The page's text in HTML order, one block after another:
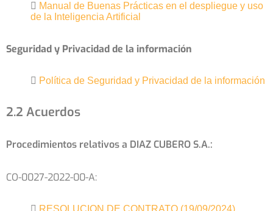
Manual de Buenas Prácticas en el despliegue y uso
de la Inteligencia Artificial
Seguridad y Privacidad de la información
Política de Seguridad y Privacidad de la información
2.2 Acuerdos
Procedimientos relativos a DIAZ CUBERO S.A.:
CO-0027-2022-00-A:
RESOLUCION DE CONTRATO (19/09/2024)